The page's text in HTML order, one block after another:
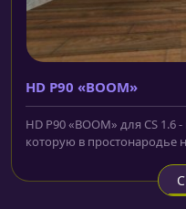
HD P90 «BOOM»
HD P90 «BOOM» для CS
которую в простонародье